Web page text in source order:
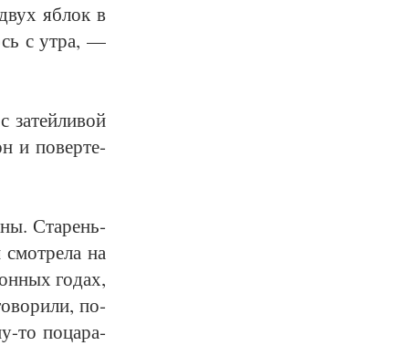
яб­лок в
с ут­ра, —
за­тей­ли­вой
и по­вер­те­
Ста­рень­
на
го­дах,
по­
то по­ца­ра­